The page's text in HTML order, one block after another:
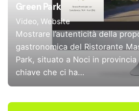
Green Park
Video Website
Mostrare l’autenticità della
gastronomica del Ristorante
Park, situato a Noci in
chiave che ci ha…